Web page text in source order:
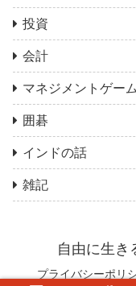
投資
会計
マネジメントゲーム
囲碁
インドの話
雑記
自由に生き
プライバシーポリ